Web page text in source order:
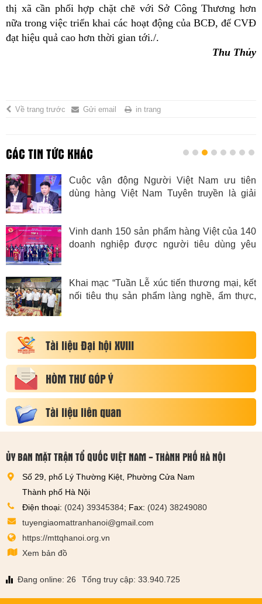
thị xã cần phối hợp chặt chẽ với Sở Công Thương hơn
nữa trong việc triển khai các hoạt động của BCĐ, để CVĐ
đạt hiệu quả cao hơn thời gian tới./.
Thu Thủy
Về trang trước Gửi email in trang
CÁC TIN TỨC KHÁC
Cuộc vận động Người Việt Nam ưu tiên
dùng hàng Việt Nam Tuyên truyền là giải
Vinh danh 150 sản phẩm hàng Việt của 140
doanh nghiệp được người tiêu dùng yêu
Khai mạc “Tuần Lễ xúc tiến thương mại, kết
nối tiêu thụ sản phẩm làng nghề, ẩm thực,
Tài liệu Đại hội XVIII
HÒM THƯ GÓP Ý
Tài liệu liên quan
ỦY BAN MẶT TRẬN TỔ QUỐC VIỆT NAM - THÀNH PHỐ HÀ NỘI
Số 29, phố Lý Thường Kiệt, Phường Cửa Nam
Thành phố Hà Nội
Điện thoại: (024) 39345384; Fax: (024) 38249080
tuyengiaomattranhanoi@gmail.com
https://mttqhanoi.org.vn
Xem bản đồ
Đang online: 26 Tổng truy cập: 33.940.725